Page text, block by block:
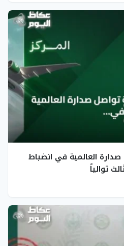
العالمية في انضباط
توالياً